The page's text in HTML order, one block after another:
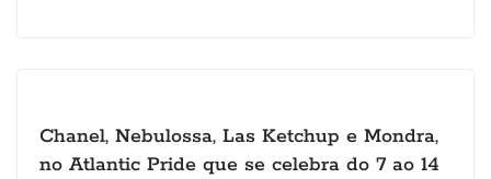
Chanel, Nebulossa, Las Ketchup e Mondra,
no Atlantic Pride que se celebra do 7 ao 14